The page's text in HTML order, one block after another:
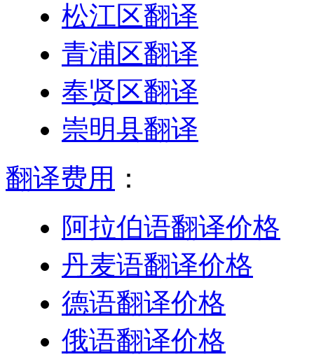
松江区翻译
青浦区翻译
奉贤区翻译
崇明县翻译
翻译费用 ：
阿拉伯语翻译价格
丹麦语翻译价格
德语翻译价格
俄语翻译价格